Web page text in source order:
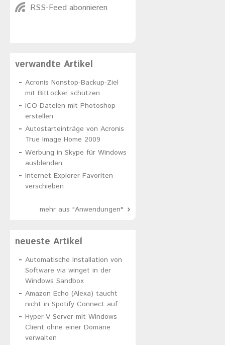
RSS-Feed abonnieren
verwandte Artikel
Acronis Nonstop-Backup-Ziel
mit BitLocker schützen
ICO Dateien mit Photoshop
erstellen
Autostarteinträge von Acronis
True Image Home 2009
Werbung in Skype für Windows
ausblenden
Internet Explorer Favoriten
verschieben
mehr aus "Anwendungen"
neueste Artikel
Automatische Installation von
Software via winget in der
Windows Sandbox
Amazon Echo (Alexa) taucht
nicht in Spotify Connect auf
Hyper-V Server mit Windows
Client ohne einer Domäne
verwalten